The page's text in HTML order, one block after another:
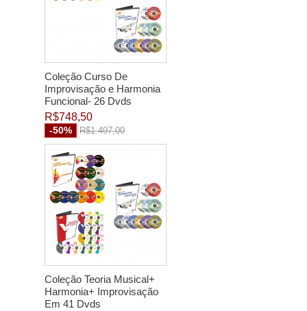
Coleção Curso De
Improvisação e Harmonia
Funcional- 26 Dvds
R$748,50
-50% R$1.497,00
Coleção Teoria Musical+
Harmonia+ Improvisação
Em 41 Dvds